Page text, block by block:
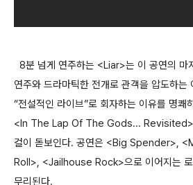
8분 넘게 연주하는 <Liar>는 이 공연의 마
연주와 드라마틱한 전개로 관객을 압도하는
“전설적인 라이브”로 회자하는 이유를 명쾌
<In The Lap Of The Gods... Revisited>
컬이 돋보인다. 공연은 <Big Spender>,
Roll>, <Jailhouse Rock>으로 이어지는 로
무리된다.